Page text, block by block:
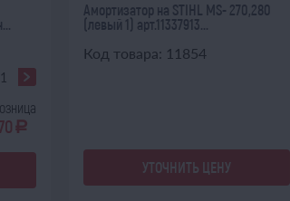
a
Амортизатор на STIHL MS- 270,280
(левый 1) арт.11337913...
Код товара: 11854
УТОЧНИТЬ ЦЕНУ